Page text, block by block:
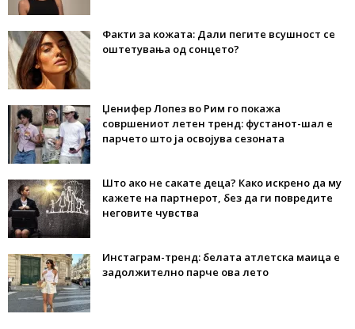
Факти за кожата: Дали пегите всушност се
оштетувања од сонцето?
Џенифер Лопез во Рим го покажа
совршениот летен тренд: фустанот-шал е
парчето што ја освојува сезоната
Што ако не сакате деца? Како искрено да му
кажете на партнерот, без да ги повредите
неговите чувства
Инстаграм-тренд: белата атлетска маица е
задолжително парче ова лето